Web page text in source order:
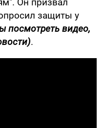
защиты у
посмотреть видео,
.